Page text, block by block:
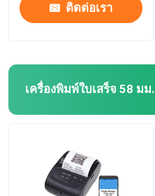
ติดต่อเรา
เครื่องพิมพ์ใบเสร็จ 58 มม.